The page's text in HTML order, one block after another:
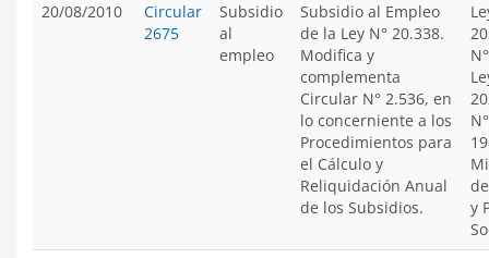
20/08/2010
Circular
2675
Subsidio
al
empleo
Subsidio al Empleo
de la Ley N° 20.338.
Modifica y
complementa
Circular N° 2.536, en
lo concerniente a los
Procedimientos para
el Cálculo y
Reliquidación Anual
de los Subsidios.
y